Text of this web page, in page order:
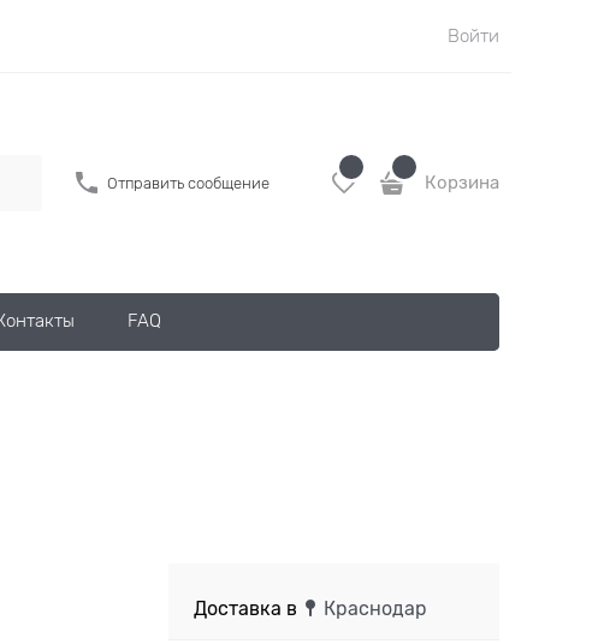
Войти
Отправить сообщение Корзина
FAQ
Доставка в Краснодар